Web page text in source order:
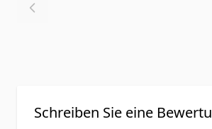
Schreiben Sie eine